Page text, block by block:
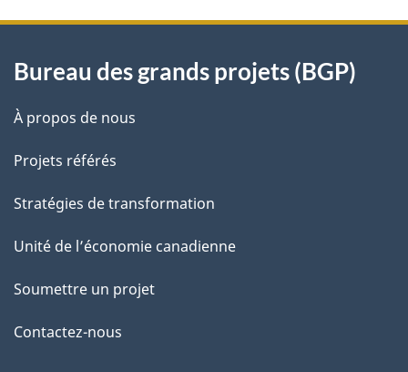
l
s
d
e
a
g
v
t
e
r
t
r
a
c
propos
de
ce
site
Bureau des grands projets (BGP)
À propos de nous
Projets référés
Stratégies de transformation
Unité de l’économie canadienne
Soumettre un projet
Contactez-nous